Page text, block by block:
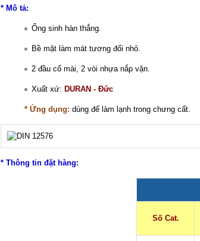
* Mô tả:
Ống sinh hàn thẳng.
Bề mặt làm mát tương đối nhỏ.
2 đầu cổ mài, 2 vòi nhựa nắp vặn.
Xuất xứ: DURAN - Đức
* Ứng dụng: dùng để làm lạnh trong chưng cất.
* Thông tin đặt hàng:
Số Cat.